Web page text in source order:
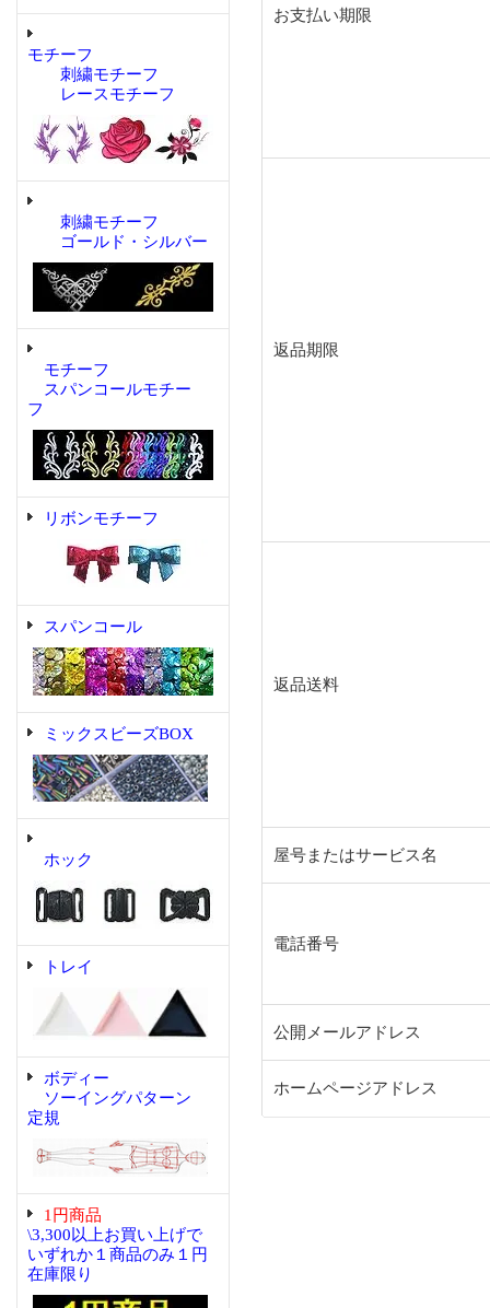
モチーフ
刺繍モチーフ
レースモチーフ
刺繍モチーフ
ゴールド・シルバー
モチーフ
スパンコールモチー
フ
リボンモチーフ
スパンコール
ミックスビーズBOX
ホック
トレイ
ボディー
ソーイングパターン
定規
1円商品
\3,300以上お買い上げで
いずれか１商品のみ１円
在庫限り
お支払い期限
返品期限
返品送料
屋号またはサービス名
電話番号
公開メールアドレス
ホームページアドレス